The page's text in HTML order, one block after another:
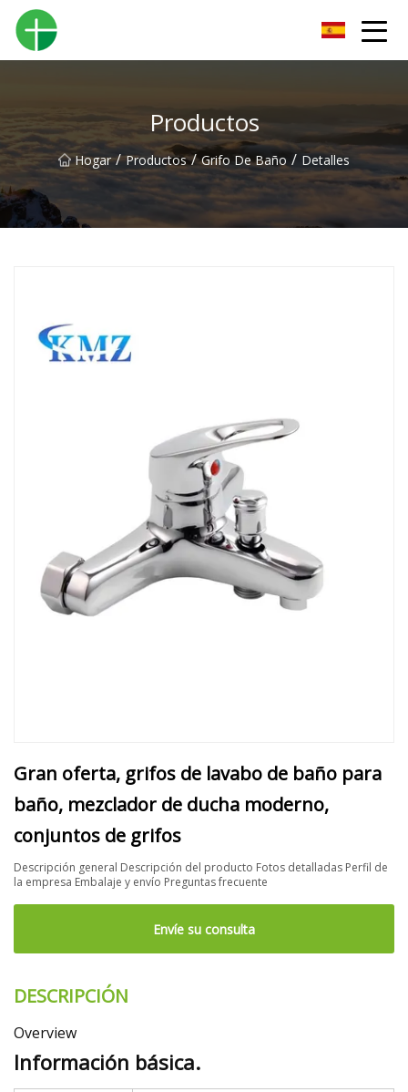
Productos
Hogar / Productos / Grifo De Baño / Detalles
Gran oferta, grifos de lavabo de baño para
baño, mezclador de ducha moderno,
conjuntos de grifos
Descripción general Descripción del producto Fotos detalladas Perfil de
la empresa Embalaje y envío Preguntas frecuente
Envíe su consulta
DESCRIPCIÓN
Overview
Información básica.